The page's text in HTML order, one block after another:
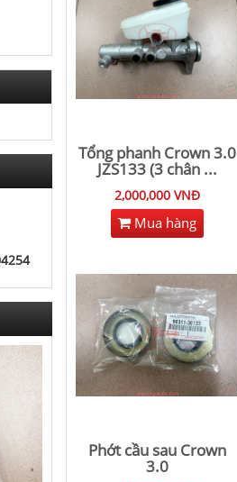
Tổng phanh Crown 3.0
JZS133 (3 chân...
2,000,000 VNĐ
Mua hàng
Phớt cầu sau Crown
3.0